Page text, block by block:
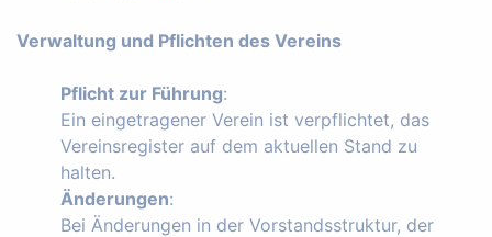
Verwaltung und Pflichten des Vereins
Pflicht zur Führung:
Ein eingetragener Verein ist verpflichtet, das
Vereinsregister auf dem aktuellen Stand zu
halten.
Änderungen:
Bei Änderungen in der Vorstandsstruktur, der